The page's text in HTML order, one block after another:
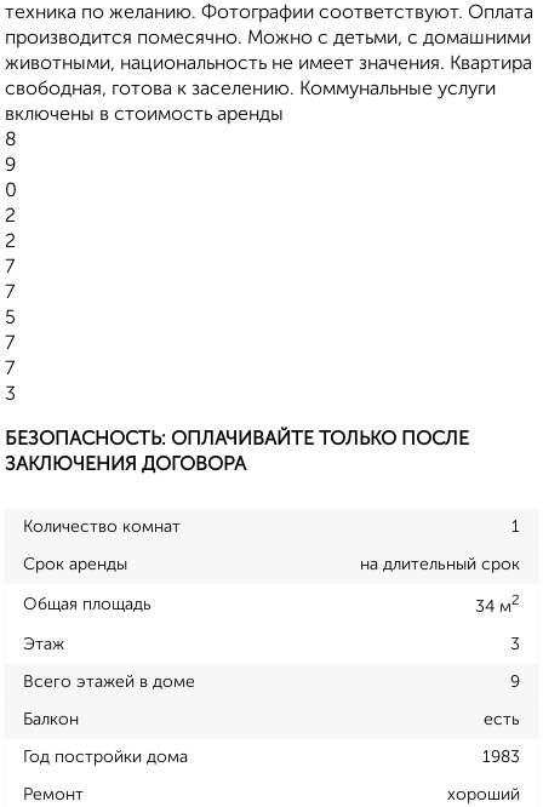
техника по желанию. Фотографии соответствуют. Оплата
производится помесячно. Можно с детьми, с домашними
животными, национальность не имеет значения. Квартира
свободная, готова к заселению. Коммунальные услуги
включены в стоимость аренды
8
9
0
2
2
7
7
5
7
7
3
БЕЗОПАСНОСТЬ: ОПЛАЧИВАЙТЕ ТОЛЬКО ПОСЛЕ
ЗАКЛЮЧЕНИЯ ДОГОВОРА
Количество комнат 1
Срок аренды на длительный срок
Общая площадь 34 м2
Этаж 3
Всего этажей в доме 9
Балкон есть
Год постройки дома 1983
Ремонт хороший